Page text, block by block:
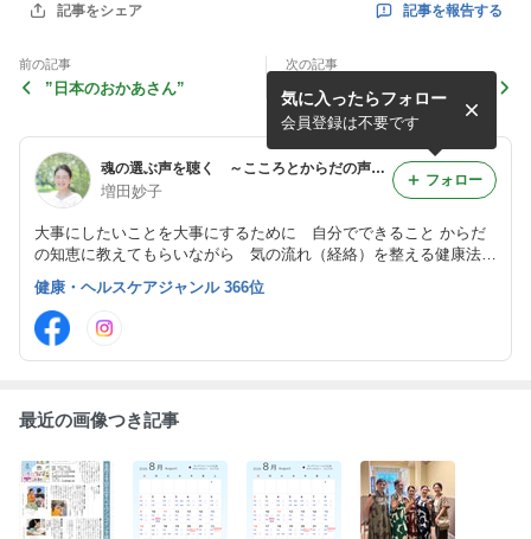
記事をシェア 記事を報告する
前の記事
”日本のおかあさん”
次の記事
バランス調整した側も変化あ
り！？・・8/22 タッチフォ
ーヘルスレベル１のようす
【広島市中区】
魂の選ぶ声を聴く ～こころとからだの声を聴く～
増田妙子
大事にしたいことを大事にするために 自分でできること からだ
の知恵に教えてもらいながら 気の流れ（経絡）を整える健康法を
伝えています お知らせ一覧 https://ameblo.jp/little-rinda/entry-1284
9723197.html
気に入ったらフォロー
会員登録は不要です
フォロー
健康・ヘルスケアジャンル 366位
最近の画像つき記事